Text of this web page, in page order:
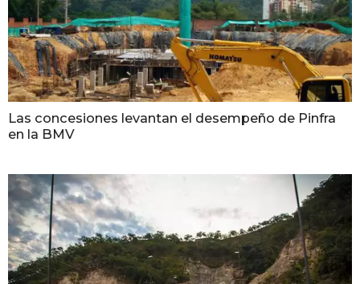
Las concesiones levantan el desempeño de Pinfra
en la BMV